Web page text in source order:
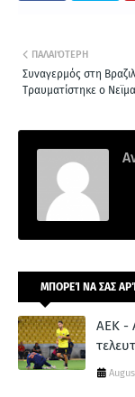
ΠΑΛΑΙΌΤΕΡΗ
Συναγερμός στη
Τραυματίστηκε ο
ΜΠΟΡΕΊ ΝΑ ΣΑΣ
ΑΕΚ -